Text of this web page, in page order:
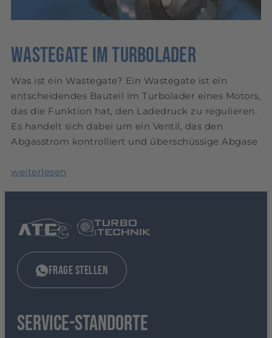
Wastegate im Turbolader
Was ist ein Wastegate? Ein Wastegate ist ein
entscheidendes Bauteil im Turbolader eines Motors,
das die Funktion hat, den Ladedruck zu regulieren.
Es handelt sich dabei um ein Ventil, das den
Abgasstrom kontrolliert und überschüssige Abgase
weiterlesen
Frage stellen
Service-Standorte